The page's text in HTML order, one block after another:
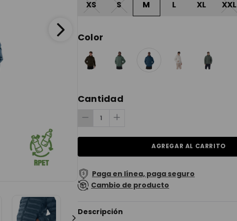
XS S M L XL XXL
Color
Cantidad
AGREGAR AL CARRITO
Paga en línea, paga seguro
Cambio de producto
Descripción